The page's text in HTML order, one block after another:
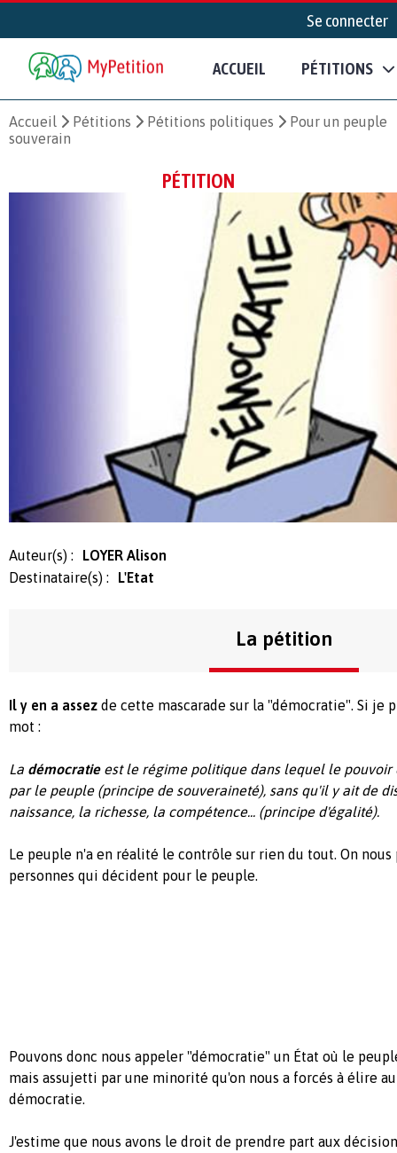
Se connecter
ACCUEIL PÉTITIONS
Accueil Pétitions Pétitions politiques
Pour un peuple
souverain
PÉTITION
Auteur(s) :
LOYER Alison
Destinataire(s) :
L'Etat
La pétition
Il y en a assez de cette mascarade sur la "démocratie". Si je
mot :
La démocratieest le régime politique dans lequel le pouvoir
par le peuple (principe de souveraineté), sans qu'il y ait de
naissance, la richesse, la compétence... (principe d'égalité).
Le peuple n'a en réalité le contrôle sur rien du tout. On nous
personnes qui décident pour le peuple.
Pouvons donc nous appeler "démocratie" un État où le
mais assujetti par une minorité qu'on nous a forcés à élire
démocratie.
J'estime que nous avons le droit de prendre part aux